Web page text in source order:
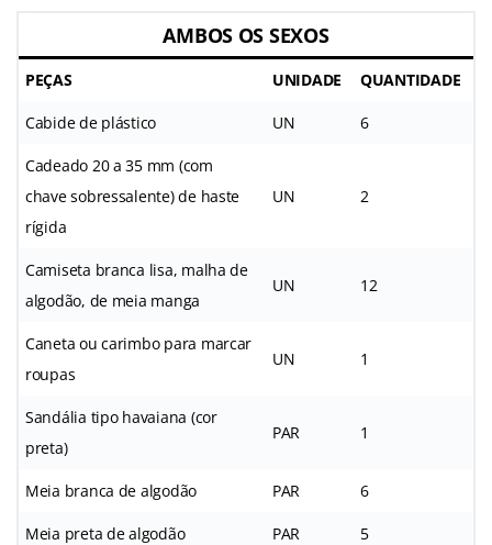
AMBOS OS SEXOS
PEÇAS UNIDADE QUANTIDADE
Cabide de plástico UN 6
Cadeado 20 a 35 mm (com
chave sobressalente) de haste
rígida
UN 2
Camiseta branca lisa, malha de
algodão, de meia manga
UN 12
Caneta ou carimbo para marcar
roupas
UN 1
Sandália tipo havaiana (cor
preta)
PAR 1
Meia branca de algodão PAR 6
Meia preta de algodão PAR 5